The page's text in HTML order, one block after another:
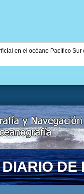
en el océano Pacífico
DE